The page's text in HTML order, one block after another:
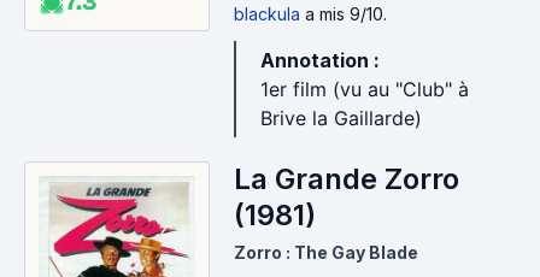
blackula a mis 9/10.
Annotation :
1er film (vu au "Club" à
Brive la Gaillarde)
La Grande Zorro
(1981)
Zorro : The Gay Blade